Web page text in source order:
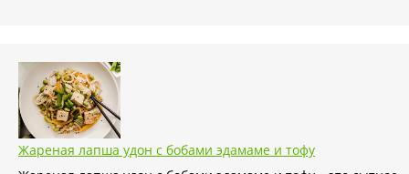
Жареная лапша удон с бобами эдамаме и тофу